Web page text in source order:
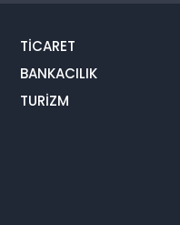
TİCARET
BANKACILIK
TURİZM